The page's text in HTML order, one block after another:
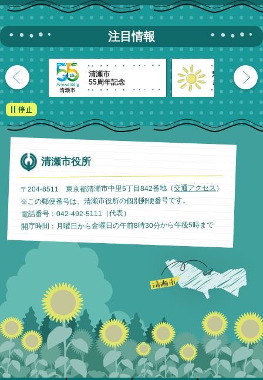
注目情報
清瀬市
55周年記念
魅力発信！
きよせのーと。
清瀬市役所
〒204-8511 東京都清瀬市中里5丁目842番地（交通アクセス ）
※この郵便番号は、清瀬市役所の個別郵便番号です。
電話番号：042-492-5111（代表）
開庁時間：月曜日から金曜日の午前8時30分から午後5時まで